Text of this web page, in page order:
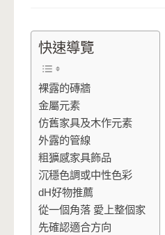
快速導覽
裸露的磚牆
金屬元素
仿舊家具及木作元素
外露的管線
粗獷感家具飾品
沉穩色調或中性色彩
dH好物推薦
從一個角落 愛上整個家
先確認適合方向